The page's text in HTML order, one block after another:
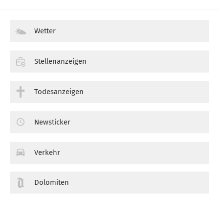
Wetter
Stellenanzeigen
Todesanzeigen
Newsticker
Verkehr
Dolomiten